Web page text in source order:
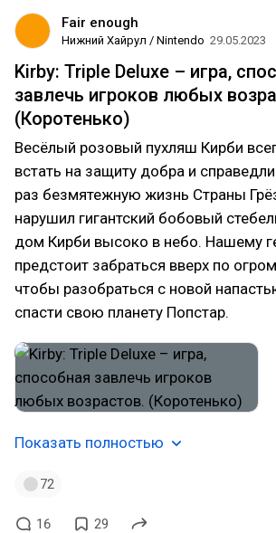
Fair enough
Нижний Хайрул / Nintendo 29.05.2023
Kirby: Triple Deluxe – игра,
завлечь игроков любых
(Коротенько)
Весёлый розовый пухляш Кирби
встать на защиту добра и
раз безмятежную жизнь Страны
нарушил гигантский бобовый
дом Кирби высоко в небо. Нашему
предстоит забраться вверх по
чтобы разобраться с новой
спасти свою планету Попстар.
Показать полностью
72
16 29